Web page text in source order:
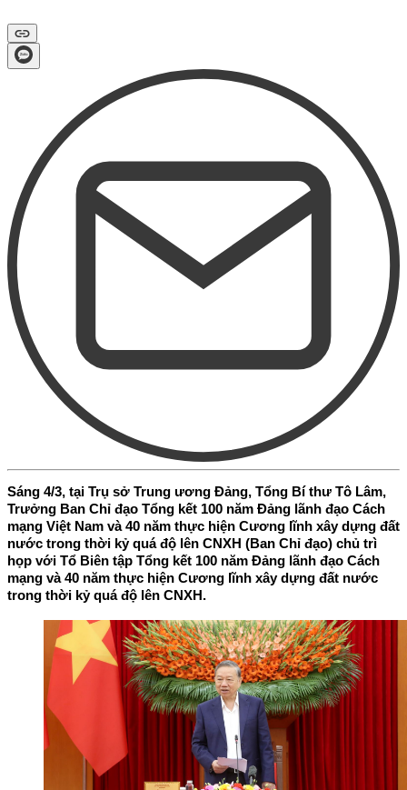
Sáng 4/3, tại Trụ sở Trung ương Đảng, Tổng Bí thư Tô Lâm,
Trưởng Ban Chỉ đạo Tổng kết 100 năm Đảng lãnh đạo Cách
mạng Việt Nam và 40 năm thực hiện Cương lĩnh xây dựng đất
nước trong thời kỷ quá độ lên CNXH (Ban Chỉ đạo) chủ trì
họp với Tổ Biên tập Tổng kết 100 năm Đảng lãnh đạo Cách
mạng và 40 năm thực hiện Cương lĩnh xây dựng đất nước
trong thời kỷ quá độ lên CNXH.